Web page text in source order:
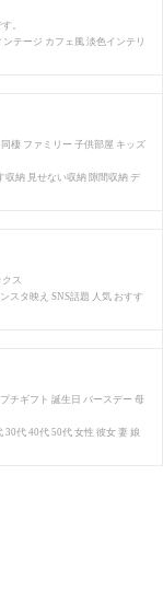
。
テージ カフェ風 淡色インテリ
棲 ファミリー 子供部屋 キッズ
収納 見せない収納 隙間収納 デ
ス
スタ映え SNS話題 人気 おすす
チギフト 誕生日 バースデー 母
代 40代 50代 女性 彼女 妻 娘